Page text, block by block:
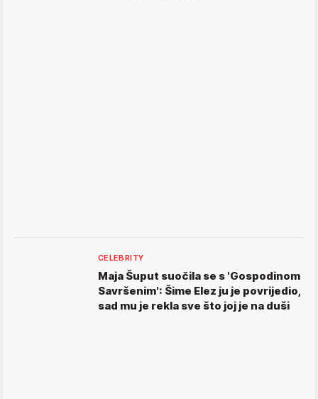
CELEBRITY
Maja Šuput suočila se s 'Gospodinom
Savršenim': Šime Elez ju je povrijedio,
sad mu je rekla sve što joj je na duši